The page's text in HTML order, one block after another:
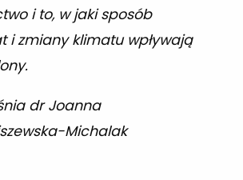
i to, w jaki sposób
i zmiany klimatu wpływają
dr Joanna
Michalak